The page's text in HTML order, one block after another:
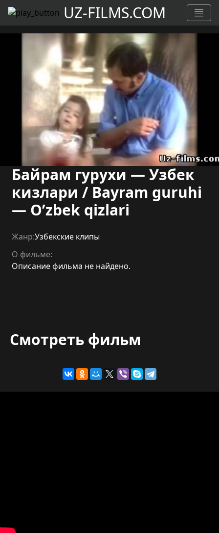
UZ-FILMS.COM
Байрам гурухи — Узбек
кизлари / Bayram guruhi
— O’zbek qizlari
Жанр:Узбекские клипы
О фильме:
Описание фильма не найдено.
Смотреть фильм